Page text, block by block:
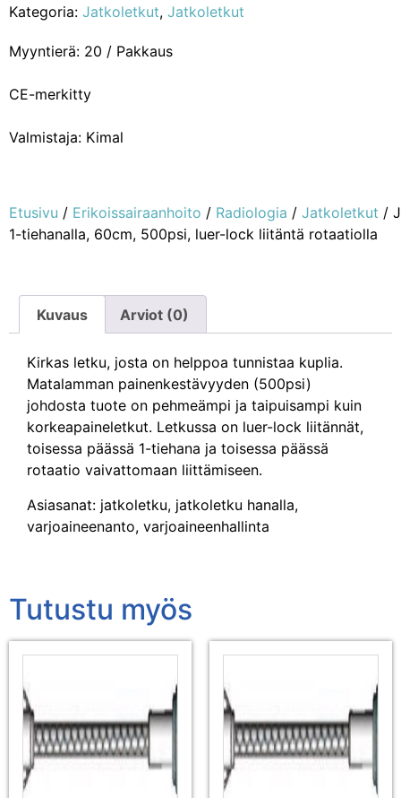
Kategoria: Jatkoletkut, Jatkoletkut
Myyntierä: 20 / Pakkaus
CE-merkitty
Valmistaja: Kimal
Etusivu / Erikoissairaanhoito / Radiologia / Jatkoletkut /
1-tiehanalla, 60cm, 500psi, luer-lock liitäntä rotaatiolla
Kuvaus Arviot (0)
Kirkas letku, josta on helppoa tunnistaa kuplia.
Matalamman painenkestävyyden (500psi)
johdosta tuote on pehmeämpi ja taipuisampi kuin
korkeapaineletkut. Letkussa on luer-lock liitännät,
toisessa päässä 1-tiehana ja toisessa päässä
rotaatio vaivattomaan liittämiseen.
Asiasanat: jatkoletku, jatkoletku hanalla,
varjoaineenanto, varjoaineenhallinta
Tutustu myös